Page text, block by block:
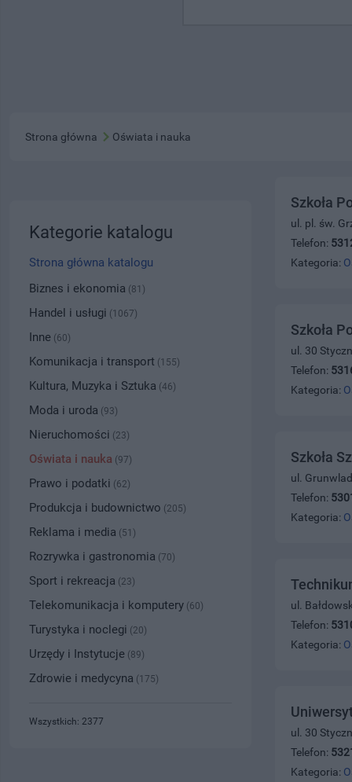
Strona główna Oświata i nauka
Szkoła
ul. pl. św.
Telefon:
Kategoria:
Szkoła
ul. 30
Telefon:
Kategoria:
Szkoła
ul.
Telefon:
Kategoria:
ul.
Telefon:
Kategoria:
ul. 30
Telefon:
Kategoria:
Kategorie katalogu
Strona główna katalogu
Biznes i ekonomia (81)
Handel i usługi (1067)
Inne (60)
Komunikacja i transport (155)
Kultura, Muzyka i Sztuka (46)
Moda i uroda (93)
Nieruchomości (23)
Oświata i nauka (97)
Prawo i podatki (62)
Produkcja i budownictwo (205)
Reklama i media (51)
Rozrywka i gastronomia (70)
Sport i rekreacja (23)
Telekomunikacja i komputery (60)
Turystyka i noclegi (20)
Urzędy i Instytucje (89)
Zdrowie i medycyna (175)
Wszystkich: 2377